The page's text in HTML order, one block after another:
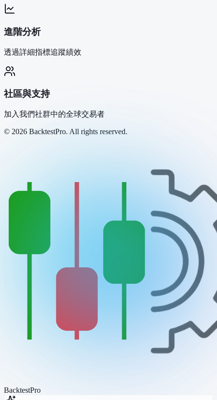
進階分析
透過詳細指標追蹤績效
社區與支持
加入我們社群中的全球交易者
© 2026 BacktestPro. All rights reserved.
BacktestPro